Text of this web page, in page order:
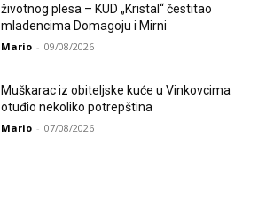
životnog plesa – KUD „Kristal“ čestitao
mladencima Domagoju i Mirni
Mario - 09/08/2026
Muškarac iz obiteljske kuće u Vinkovcima
otuđio nekoliko potrepština
Mario - 07/08/2026